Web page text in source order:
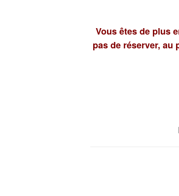
Vous êtes de plus
pas de réserver, au